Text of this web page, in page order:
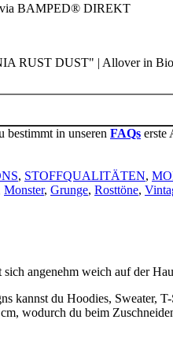
via BAMPED® DIREKT
RUST DUST" | Allover in
bestimmt in unseren FAQs erste
, STOFFQUALITÄTEN,
Monster, Grunge, Rosttöne,
angenehm weich auf der
du Hoodies, Sweater,
wodurch du beim